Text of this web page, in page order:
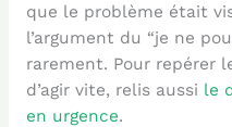
que le problème était
l’argument du “je ne
rarement. Pour repérer
d’agir vite, relis aussi le
en urgence.